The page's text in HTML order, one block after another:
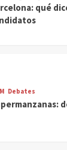
qué
Debates